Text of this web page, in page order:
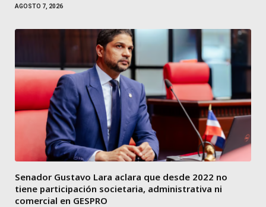
AGOSTO 7, 2026
Senador Gustavo Lara aclara que desde 2022 no
tiene participación societaria, administrativa ni
comercial en GESPRO